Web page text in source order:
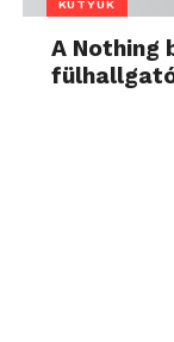
KÜTYÜK
A Nothing